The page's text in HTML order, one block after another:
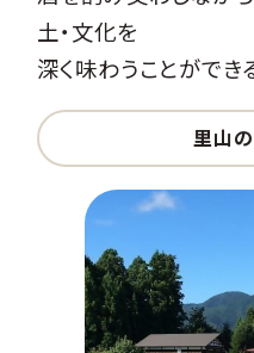
土・文化を
深く味わうことができ
里山